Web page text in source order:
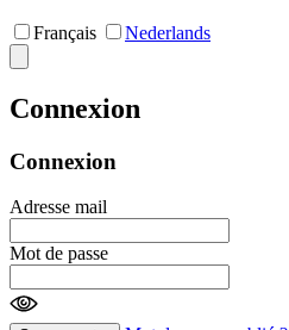
Français Nederlands
Connexion
Connexion
Adresse mail
Mot de passe